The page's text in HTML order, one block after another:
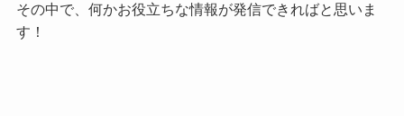
その中で、何かお役立ちな情報が発信できればと思いま
す！